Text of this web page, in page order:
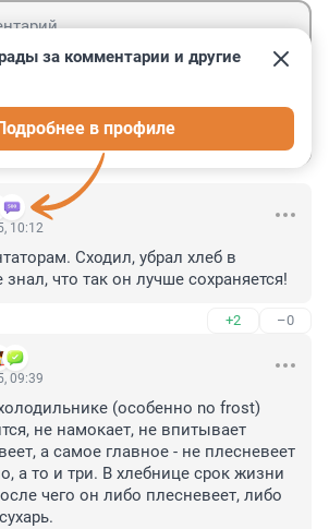
за комментарии и другие
в профиле
10:12
Сходил, убрал хлеб в
что так он лучше сохраняется!
+2 –0
09:39
(особенно no frost)
не намокает, не впитывает
а самое главное - не плесневеет
а то и три. В хлебнице срок жизни
чего он либо плесневеет, либо